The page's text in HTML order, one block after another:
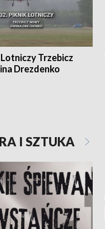
Trzebicz
Drezdenko
I SZTUKA